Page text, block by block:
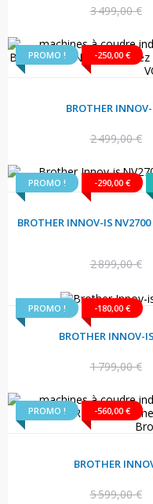
Prix
3 499,00 €
PROMO ! -250,00 €
BROTHER
Prix
2 499,00 €
PROMO ! -290,00 €
BROTHER INNOV-IS
Prix
2 899,00 €
PROMO ! -180,00 €
BROTHER INNOV-
Prix
1 799,00 €
PROMO ! -560,00 €
BROTHER
Prix
5 599,00 €